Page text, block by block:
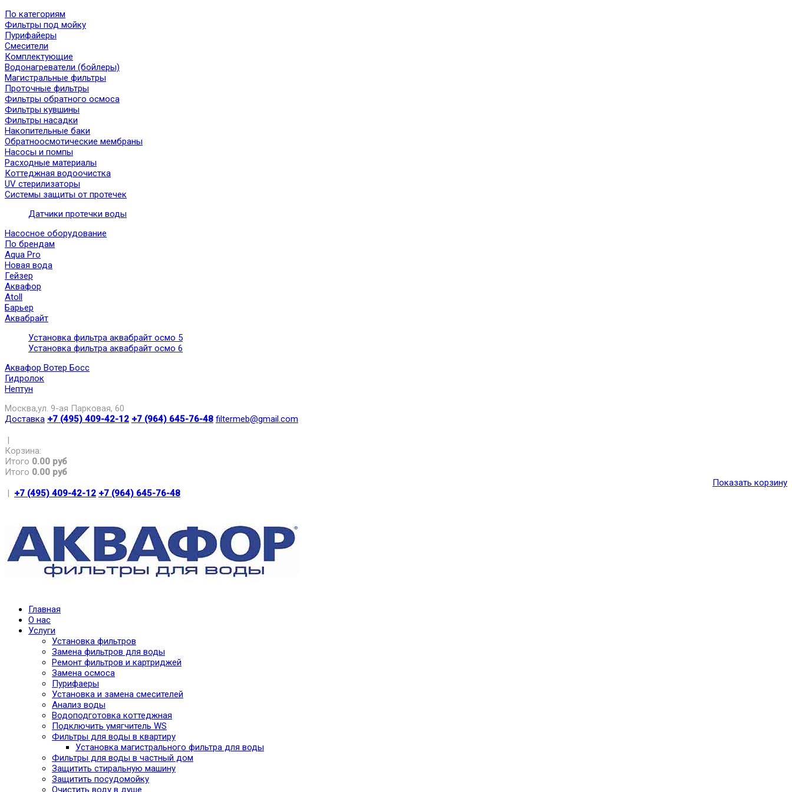
По категориям
Фильтры под мойку
Пурифайеры
Смесители
Комплектующие
Водонагреватели (бойлеры)
Магистральные фильтры
Проточные фильтры
Фильтры обратного осмоса
Фильтры кувшины
Фильтры насадки
Накопительные баки
Обратноосмотические мембраны
Насосы и помпы
Расходные материалы
Коттеджная водоочистка
UV стерилизаторы
Системы защиты от протечек
Датчики протечки воды
Насосное оборудование
По брендам
Aqua Pro
Новая вода
Гейзер
Аквафор
Atoll
Барьер
Аквабрайт
Установка фильтра аквабрайт осмо 5
Установка фильтра аквабрайт осмо 6
Аквафор Вотер Босс
Гидролок
Нептун
Москва,ул. 9-ая Парковая, 60
Доставка +7 (495) 409-42-12 +7 (964) 645-76-48 filtermeb@gmail.com
|
Корзина:
Итого 0.00 руб
Итого 0.00 руб
Показать корзину
| +7 (495) 409-42-12 +7 (964) 645-76-48
Главная
О нас
Услуги
Установка фильтров
Замена фильтров для воды
Ремонт фильтров и картриджей
Замена осмоса
Пурифаеры
Установка и замена смесителей
Анализ воды
Водоподготовка коттеджная
Подключить умягчитель WS
Фильтры для воды в квартиру
Установка магистрального фильтра для воды
Фильтры для воды в частный дом
Защитить стиральную машину
Защитить посудомойку
Очистить воду в душе